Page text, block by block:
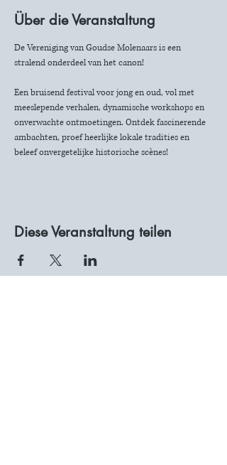
Über die Veranstaltung
De Vereniging van Goudse Molenaars is een
stralend onderdeel van het canon!
Een bruisend festival voor jong en oud, vol met
meeslepende verhalen, dynamische workshops en
onverwachte ontmoetingen. Ontdek fascinerende
ambachten, proef heerlijke lokale tradities en
beleef onvergetelijke historische scènes!
Diese Veranstaltung teilen